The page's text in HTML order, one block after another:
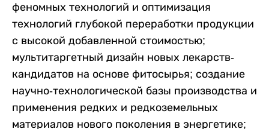
феномных технологий и оптимизация
технологий глубокой переработки продукции
с высокой добавленной стоимостью;
мультитаргетный дизайн новых лекарств-
кандидатов на основе фитосырья; создание
научно-технологической базы производства и
применения редких и редкоземельных
материалов нового поколения в энергетике;